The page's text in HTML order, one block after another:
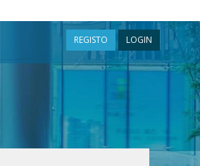
REGISTO LOGIN